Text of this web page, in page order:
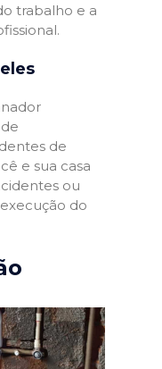
trabalho e a
de
e sua casa
ou
do